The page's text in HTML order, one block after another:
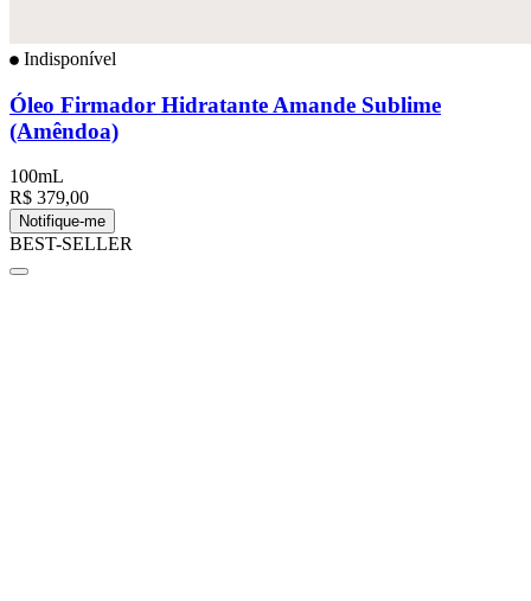
Indisponível
Óleo Firmador Hidratante Amande Sublime
(Amêndoa)
100mL
R$ 379,00
Notifique-me
BEST-SELLER